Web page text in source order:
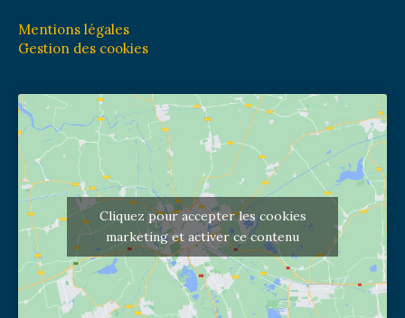
Mentions légales
Gestion des cookies
Cliquez pour accepter les cookies
marketing et activer ce contenu